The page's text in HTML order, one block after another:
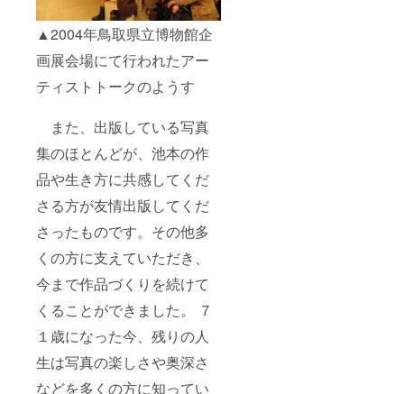
▲2004年鳥取県立博物館企
画展会場にて行われたアー
ティストトークのようす
また、出版している写真
集のほとんどが、池本の作
品や生き方に共感してくだ
さる方が友情出版してくだ
さったものです。その他多
くの方に支えていただき、
今まで作品づくりを続けて
くることができました。 ７
１歳になった今、残りの人
生は写真の楽しさや奥深さ
などを多くの方に知ってい